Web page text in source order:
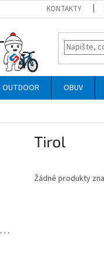
KONTAKTY
OUTDOOR OBUV
Ponožky lyžařské Nordica Multisports Winter dvojbalení
Tirol
Žádné produkty